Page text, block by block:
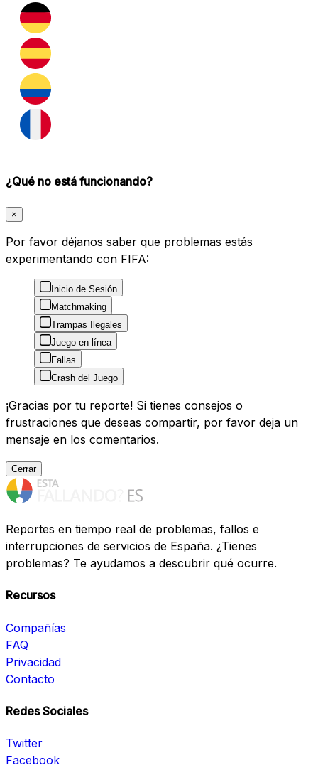
¿Qué no está funcionando?
×
Por favor déjanos saber que problemas estás
experimentando con FIFA:
Inicio de Sesión
Matchmaking
Trampas Ilegales
Juego en línea
Fallas
Crash del Juego
¡Gracias por tu reporte! Si tienes consejos o
frustraciones que deseas compartir, por favor deja un
mensaje en los comentarios.
Cerrar
Reportes en tiempo real de problemas, fallos e
interrupciones de servicios de España. ¿Tienes
problemas? Te ayudamos a descubrir qué ocurre.
Recursos
Compañías
FAQ
Privacidad
Contacto
Redes Sociales
Twitter
Facebook